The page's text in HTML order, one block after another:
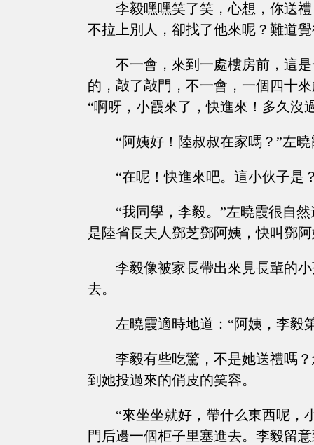
李毅嘿嘿笑了笑，心想，你送
不拉上別人，卻找了他來呢？難道
不一會，來到一處樓房前，這
的，敲了敲門，不一會，一個四十
“啊呀，小霞來了，快進來！多久沒
“阿姨好！陸叔叔在家嗎？”左
“在呢！快進來吧。這小伙子是
“我同學，李毅。”左曉霞很自
是陸省長夫人鄧芝鄧阿姨，快叫鄧阿
李毅像被家長帶出來見長輩的
去。
左曉霞適時地道：“阿姨，李毅
李毅有些吃驚，不是她送禮嗎
到她投過來的俏皮的笑容。
“來坐坐就好，帶什么東西呢，
門后邊一個柜子里塞進去。李毅留